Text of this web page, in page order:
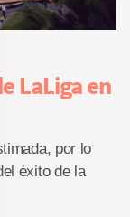
LaLiga en
por lo
éxito de la